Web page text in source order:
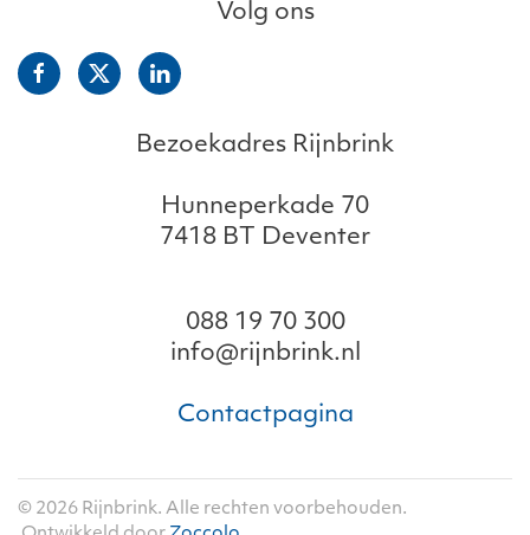
Volg ons
Bezoekadres Rijnbrink
Hunneperkade 70
7418 BT Deventer
088 19 70 300
info@rijnbrink.nl
Contactpagina
© 2026 Rijnbrink. Alle rechten voorbehouden.